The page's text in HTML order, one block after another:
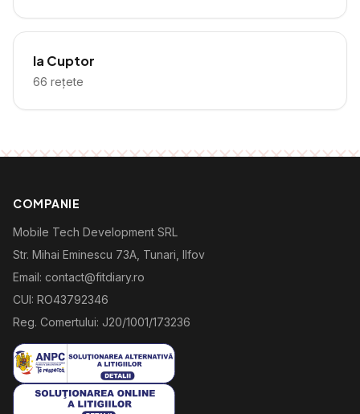
la Cuptor
66 rețete
COMPANIE
Mobile Tech Development SRL
Str. Mihai Eminescu 73A, Tunari, Ilfov
Email: contact@fitdiary.ro
CUI: RO43792346
Reg. Comertului: J20/1001/173236